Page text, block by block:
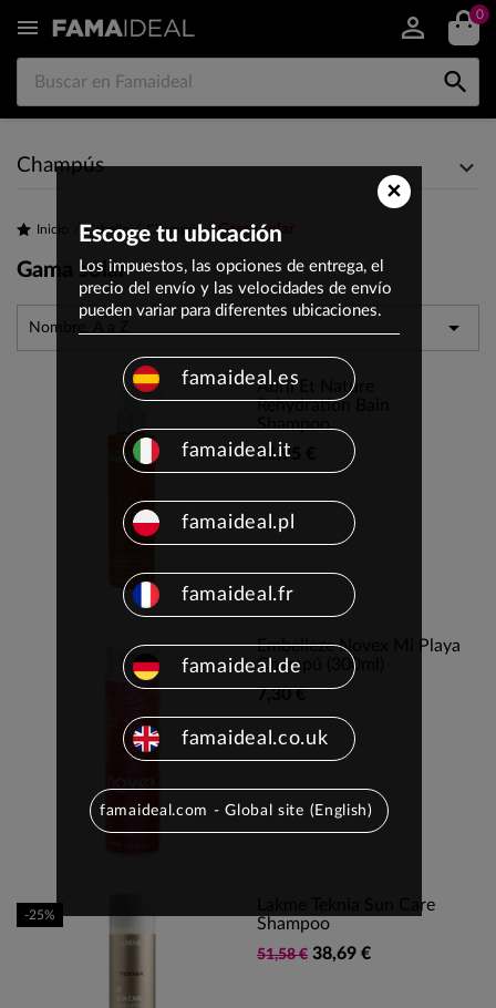
 0

Champús
Inicio Cabello Champús Gama solar
Gama solar
Nombre, A a Z 
Abril Et Nature
Rehydration Bain
11,95 €
Embelleze Novex Mi Playa
Champú (300ml)
7,30 €
Lakme Teknia Sun Care
Shampoo
51,58 € 38,69 €
-25%
×
Escoge tu ubicación
Los impuestos, las opciones de entrega, el
precio del envío y las velocidades de envío
pueden variar para diferentes ubicaciones.
famaideal.es
famaideal.it
famaideal.pl
famaideal.fr
famaideal.de
famaideal.co.uk
famaideal.com - Global site (English)